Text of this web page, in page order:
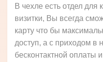
В чехле есть отдел для
визитки, Вы всегда
карту что бы
доступ, а с приходом в
бесконтактной оплаты